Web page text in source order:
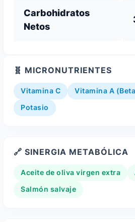
Carbohidratos
Netos
🧬 MICRONUTRIENTES
Vitamina C Vitamina A
Potasio
🔗 SINERGIA METABÓLICA
Aceite de oliva virgen extra
Salmón salvaje